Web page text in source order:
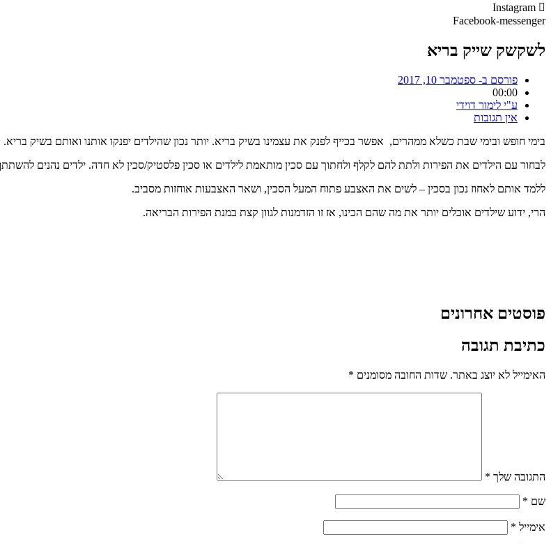
Instagram
Facebook-messenger
לשקשק שייק בריא
פורסם ב- ספטמבר 10, 2017
00:00
ע"י לימור דוידי
אין תגובות
בימי חופש ובימי שבת כשלא ממהרים, אפשר בכייף לפנק את עצמינו בשיק בריא. יותר נכון שהילדים יפנקו אותנו ואותם בשיק בריא.
לבחור עם הילדים את הפירות ולתת להם לקלף ולחתוך עם סכין מותאמת לילדים או סכין פלסטיק/סכין לא חדה. ילדים נהנים
ללמד אותם לאחוז נכון בסכין – לשים את האצבע פתוח המעל הסכין, ושאר האצבעות אוחזות מסביב.
הרי, ידוע שילדים אוכלים יותר את מה שהם הכינו, אז זו הזדמנות לגוון קצת במנת הפירות הבריאה.
פוסטים אחרונים
כתיבת תגובה
האימייל לא יוצג באתר. שדות החובה מסומנים *
התגובה שלך *
שם *
אימייל *